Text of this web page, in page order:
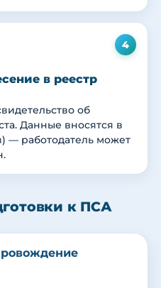
4
в реестр
об
Данные вносятся в
— работодатель может
к ПСА